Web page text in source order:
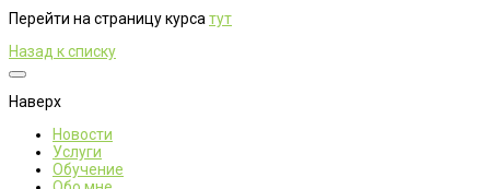
Перейти на страницу курса тут
Назад к списку
Наверх
Новости
Услуги
Обучение